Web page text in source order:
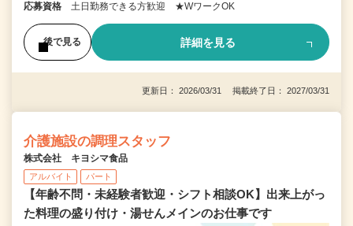
応募資格 土日勤務できる方歓迎 ★WワークOK
後で見る 詳細を見る
更新日： 2026/03/31 掲載終了日： 2027/03/31
介護施設の調理スタッフ
株式会社 キヨシマ食品
アルバイト パート
【年齢不問・未経験者歓迎・シフト相談OK】出来上がっ
た料理の盛り付け・湯せんメインのお仕事です